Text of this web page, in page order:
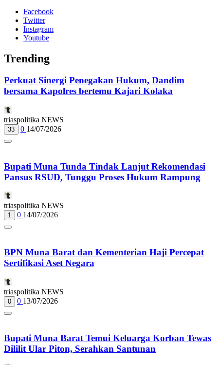
Facebook
Twitter
Instagram
Youtube
Trending
Perkuat Sinergi Penegakan Hukum, Dandim
bersama Kapolres bertemu Kajari Kolaka
triaspolitika NEWS
33 0 14/07/2026
Bupati Muna Tunda Tindak Lanjut Rekomendasi
Pansus RSUD, Tunggu Proses Hukum Rampung
triaspolitika NEWS
1 0 14/07/2026
BPN Muna Barat dan Kementerian Haji Percepat
Sertifikasi Aset Negara
triaspolitika NEWS
0 0 13/07/2026
Bupati Muna Barat Temui Keluarga Korban Tewas
Dililit Ular Piton, Serahkan Santunan